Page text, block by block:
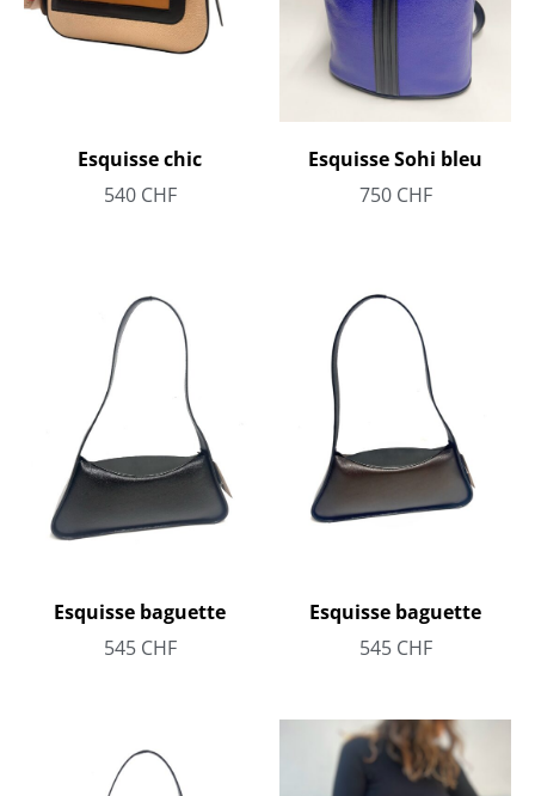
Esquisse chic
540 CHF
Esquisse Sohi bleu
750 CHF
Esquisse baguette
545 CHF
Esquisse baguette
545 CHF